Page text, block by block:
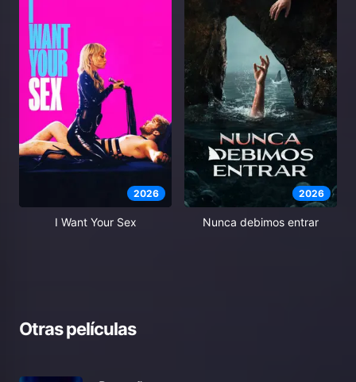
2026
I Want Your Sex
2026
Nunca debimos entrar
Otras películas